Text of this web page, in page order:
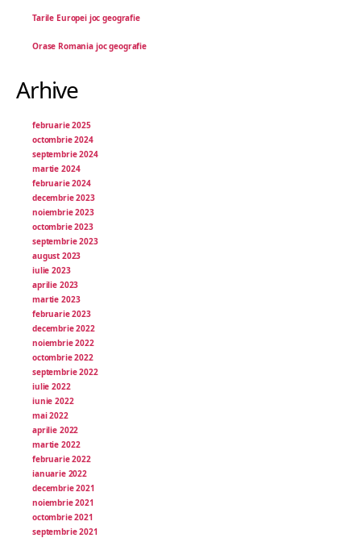
Tarile Europei joc geografie
Orase Romania joc geografie
Arhive
februarie 2025
octombrie 2024
septembrie 2024
martie 2024
februarie 2024
decembrie 2023
noiembrie 2023
octombrie 2023
septembrie 2023
august 2023
iulie 2023
aprilie 2023
martie 2023
februarie 2023
decembrie 2022
noiembrie 2022
octombrie 2022
septembrie 2022
iulie 2022
iunie 2022
mai 2022
aprilie 2022
martie 2022
februarie 2022
ianuarie 2022
decembrie 2021
noiembrie 2021
octombrie 2021
septembrie 2021